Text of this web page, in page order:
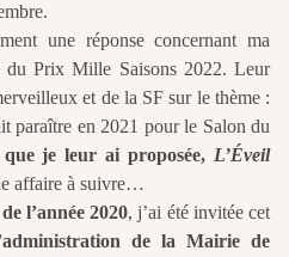
une réponse concernant ma
du Prix Mille Saisons 2022. Leur
et de la SF sur le thème :
paraître en 2021 pour le Salon du
je leur ai proposée, L’Éveil
affaire à suivre…
l’année 2020, j’ai été invitée cet
de la Mairie de